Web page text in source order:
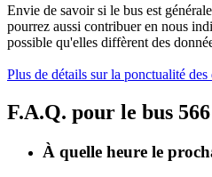
Envie de savoir si le bus est
pourrez aussi contribuer en nous
possible qu'elles diffèrent des
Plus de détails sur la ponctualité des
F.A.Q. pour le bus
À quelle heure le